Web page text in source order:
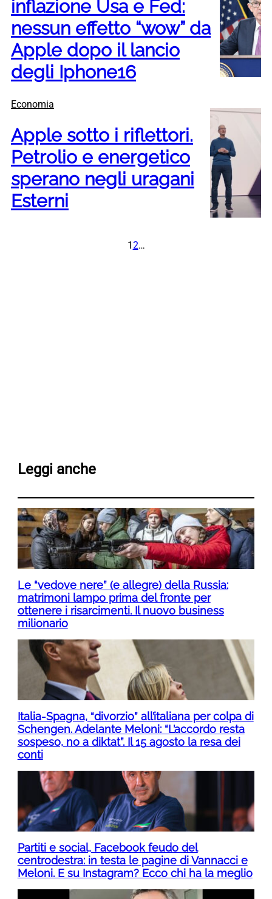
inflazione Usa e Fed:
nessun effetto “wow” da
Apple dopo il lancio
degli Iphone16
Economia
Apple sotto i riflettori.
Petrolio e energetico
sperano negli uragani
Esterni
1 2…
Leggi anche
Le “vedove nere” (e allegre) della Russia:
matrimoni lampo prima del fronte per
ottenere i risarcimenti. Il nuovo business
milionario
Italia-Spagna, “divorzio” all’italiana per colpa di
Schengen. Adelante Meloni: “L’accordo resta
sospeso, no a diktat”. Il 15 agosto la resa dei
conti
Partiti e social, Facebook feudo del
centrodestra: in testa le pagine di Vannacci e
Meloni. E su Instagram? Ecco chi ha la meglio